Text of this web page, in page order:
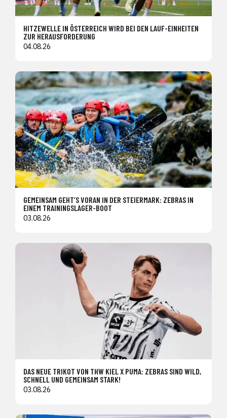
HITZEWELLE IN ÖSTERREICH WIRD BEI DEN LAUF-EINHEITEN
ZUR HERAUSFORDERUNG
04.08.26
GEMEINSAM GEHT’S VORAN IN DER STEIERMARK: ZEBRAS IN
EINEM TRAININGSLAGER-BOOT
03.08.26
DAS NEUE TRIKOT VON THW KIEL X PUMA: ZEBRAS SIND WILD,
SCHNELL UND GEMEINSAM STARK!
03.08.26